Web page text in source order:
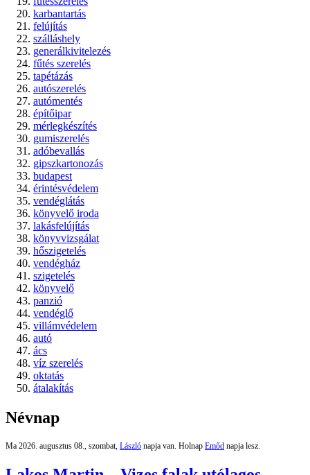
karbantartás
felújítás
szálláshely
generálkivitelezés
fűtés szerelés
tapétázás
autószerelés
autómentés
építőipar
mérlegkészítés
gumiszerelés
adóbevallás
gipszkartonozás
budapest
érintésvédelem
vendéglátás
könyvelő iroda
lakásfelújítás
könyvvizsgálat
hőszigetelés
vendégház
szigetelés
könyvelő
panzió
vendéglő
villámvédelem
autó
ács
víz szerelés
oktatás
átalakítás
Névnap
Ma 2026. augusztus 08., szombat, László napja van. Holnap Emőd napja lesz.